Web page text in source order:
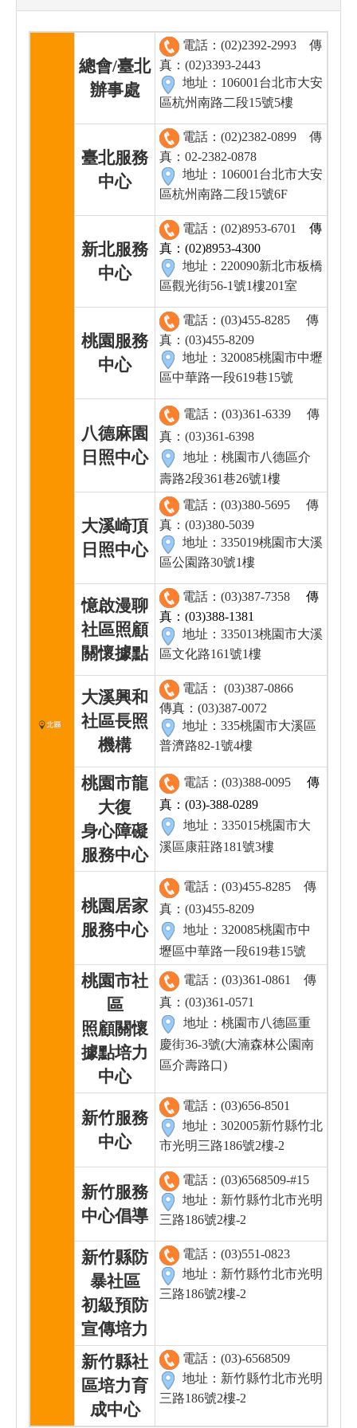
總會/臺北
辦事處
電話：(02)2392-2993
傳
真：(02)3393-2443
地址：106001台北市大安
區杭州南路二段15號5樓
臺北服務
中心
電話：(02)2382-0899
傳
真：02-2382-0878
地址：106001台北市大安
區杭州南路二段15號6F
新北服務
中心
電話：(02)8953-6701 傳
真：(02)8953-4300
地址：220090新北市板橋
區觀光街56-1號1樓201室
桃園服務
中心
電話：(03)455-8285
傳
真：(03)455-8209
地址：320085桃園市中壢
區中華路一段619巷15號
八德麻園
日照中心
電話：(03)361-6339
傳
真：(03)361-6398
地址：桃園市八德區介
壽路2段361巷26號1樓
大溪崎頂
日照中心
電話：(03)380-5695
傳
真：(03)380-5039
地址：335019桃園市大溪
區公園路30號1樓
憶啟漫聊
社區照顧
關懷據點
電話：(03)387-7358 傳
真：(03)388-1381
地址：335013桃園市大溪
區文化路161號1樓
大溪興和
社區長照
機構
電話： (03)387-0866
傳真：(03)387-0072
地址：335桃園市大溪區
普濟路82-1號4樓
桃園市龍
大復
身心障礙
服務中心
電話：(03)388-0095 傳
真：(03)-388-0289
地址：335015桃園市大
溪區康莊路181號3樓
桃園居家
服務中心
電話：(03)455-8285 傳
真：(03)455-8209
地址：320085桃園市中
壢區中華路一段619巷15號
桃園市社
區
照顧關懷
據點培力
中心
電話：(03)361-0861
傳
真：(03)361-0571
地址：桃園市八德區重
慶街36-3號(大湳森林公園南
區介壽路口)
新竹服務
中心
電話：(03)656-8501
地址：302005新竹縣竹北
市光明三路186號2樓-2
新竹服務
中心倡導
電話：(03)6568509-#15
地址：新竹縣竹北市光明
三路186號2樓-2
新竹縣防
暴社區
初級預防
宣傳培力
電話：(03)551-0823
地址： 新竹縣竹北市光明
三路186號2樓-2
新竹縣社
區培力育
成中心
電話：(03)-6568509
地址：新竹縣竹北市光明
三路186號2樓-2